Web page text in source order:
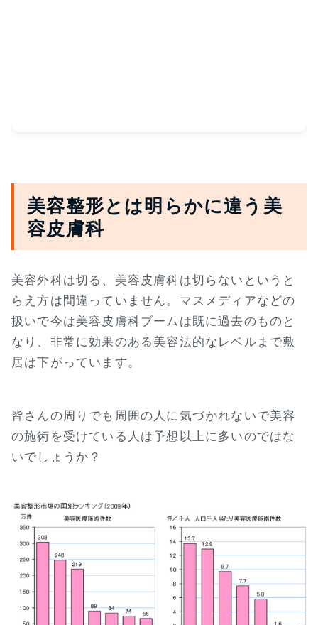
美容整形とは明らかに違う美
容皮膚科
美容外科は切る、美容皮膚科は切らないというと
らえ方は間違っていません。マスメディアなどの
扱いで今は美容皮膚科ブームは既に過去のものと
なり、非常に効果のある美容法的なレベルまで敷
居は下がっています。
皆さんの周りでも周囲の人に気づかれないで美容
の施術を受けている人は予想以上に多いのではな
いでしょうか？